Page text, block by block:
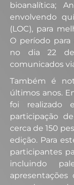
bioanalítica;
envolvendo
(LOC), para
O período para
no dia 22 de
comunicados
Também é
últimos anos.
foi
participação
cerca de 150
edição. Para
participantes
incluindo
apresentações